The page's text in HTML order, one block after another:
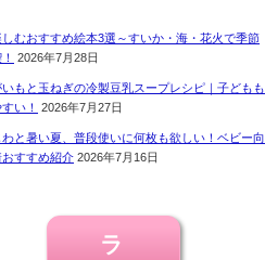
むおすすめ絵本3選～すいか・海・花火で季節
2026年7月28日
いもと玉ねぎの冷製豆乳スープレシピ｜子どもも
い！
2026年7月27日
わと暑い夏、普段使いに何枚も欲しい！ベビー向
すすめ紹介 2026年7月16日
ラ